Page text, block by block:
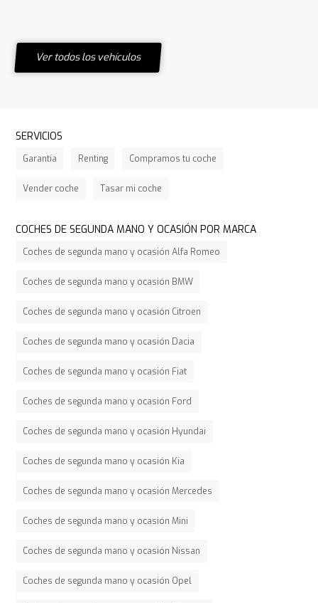
Ver todos los vehículos
SERVICIOS
Garantía Renting Compramos tu coche
Vender coche Tasar mi coche
COCHES DE SEGUNDA MANO Y OCASIÓN POR MARCA
Coches de segunda mano y ocasión Alfa Romeo
Coches de segunda mano y ocasión BMW
Coches de segunda mano y ocasión Citroen
Coches de segunda mano y ocasión Dacia
Coches de segunda mano y ocasión Fiat
Coches de segunda mano y ocasión Ford
Coches de segunda mano y ocasión Hyundai
Coches de segunda mano y ocasión Kia
Coches de segunda mano y ocasión Mercedes
Coches de segunda mano y ocasión Mini
Coches de segunda mano y ocasión Nissan
Coches de segunda mano y ocasión Opel